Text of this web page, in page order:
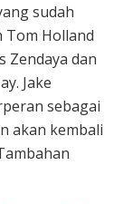
sudah
Tom Holland
Zendaya dan
Jake
sebagai
akan kembali